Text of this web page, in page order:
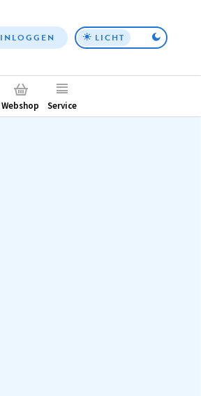
Top
INLOGGEN LICHT
Webshop Service